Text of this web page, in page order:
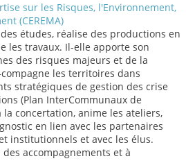
sur les Risques, l'Environnement,
(CEREMA)
études, réalise des productions en
les travaux. Il-elle apporte son
des risques majeurs et de la
les territoires dans
stratégiques de gestion des crise
(Plan InterCommunaux de
concertation, anime les ateliers,
en lien avec les partenaires
institutionnels et avec les élus.
accompagnements et à